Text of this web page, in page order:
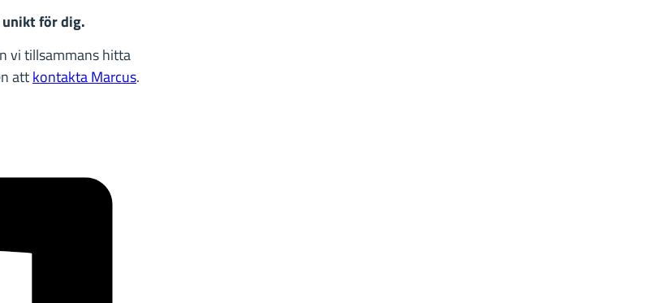
för dig.
vi tillsammans hitta
attkontakta Marcus.